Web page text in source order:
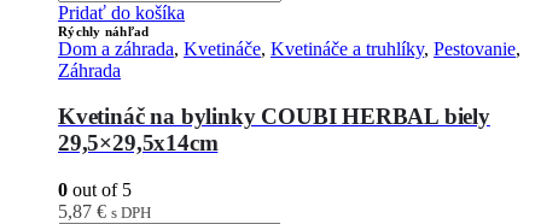
Pridať do košíka
Rýchly náhľad
Dom a záhrada, Kvetináče, Kvetináče a truhlíky, Pestovanie,
Záhrada
Kvetináč na bylinky COUBI HERBAL biely
29,5×29,5x14cm
0 out of 5
5,87 € s DPH